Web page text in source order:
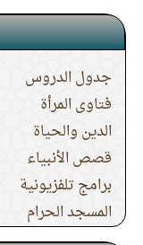
14. اگر
بکشم و سپس
باطل می شود؟
15. حكم
قصد برکت
جدول الدروس
فتاوى المرأة
الدين والحياة
قصص الأنبياء
برامج تلفزيونية
المسجد الحرام